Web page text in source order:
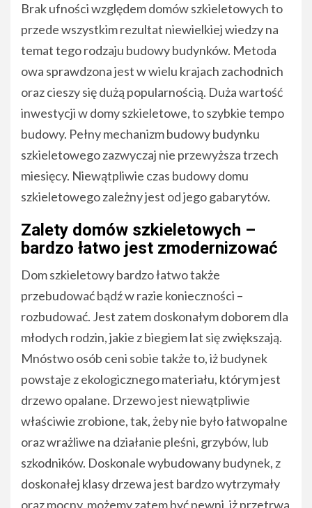
Brak ufności względem domów szkieletowych to
przede wszystkim rezultat niewielkiej wiedzy na
temat tego rodzaju budowy budynków. Metoda
owa sprawdzona jest w wielu krajach zachodnich
oraz cieszy się dużą popularnością. Duża wartość
inwestycji w domy szkieletowe, to szybkie tempo
budowy. Pełny mechanizm budowy budynku
szkieletowego zazwyczaj nie przewyższa trzech
miesięcy. Niewątpliwie czas budowy domu
szkieletowego zależny jest od jego gabarytów.
Zalety domów szkieletowych –
bardzo łatwo jest zmodernizować
Dom szkieletowy bardzo łatwo także
przebudować bądź w razie konieczności –
rozbudować. Jest zatem doskonałym doborem dla
młodych rodzin, jakie z biegiem lat się zwiększają.
Mnóstwo osób ceni sobie także to, iż budynek
powstaje z ekologicznego materiału, którym jest
drzewo opalane. Drzewo jest niewątpliwie
właściwie zrobione, tak, żeby nie było łatwopalne
oraz wrażliwe na działanie pleśni, grzybów, lub
szkodników. Doskonale wybudowany budynek, z
doskonałej klasy drzewa jest bardzo wytrzymały
oraz mocny, możemy zatem być pewni, iż przetrwa